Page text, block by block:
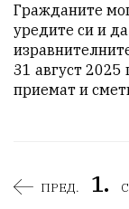
Гражданите
уредите си и
31 август 2025
приемат и
ПРЕД. 1.